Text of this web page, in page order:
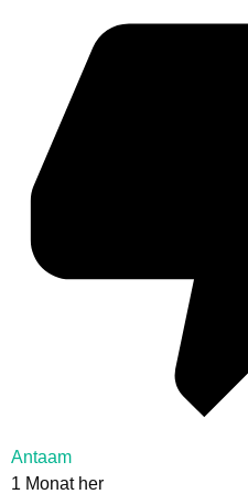
Antaam
1 Monat her